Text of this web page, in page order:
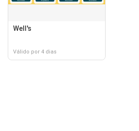
Well's
Válido por 4 dias